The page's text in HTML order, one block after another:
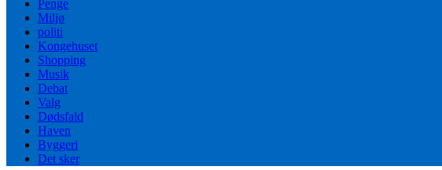
Penge
Miljø
politi
Kongehuset
Shopping
Musik
Debat
Valg
Dødsfald
Haven
Byggeri
Det sker